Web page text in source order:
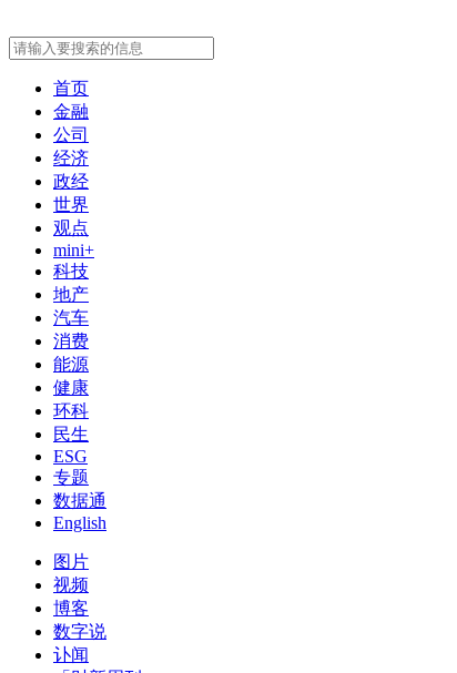
首页
金融
公司
经济
政经
世界
观点
mini+
科技
地产
汽车
消费
能源
健康
环科
民生
ESG
专题
数据通
English
图片
视频
博客
数字说
讣闻